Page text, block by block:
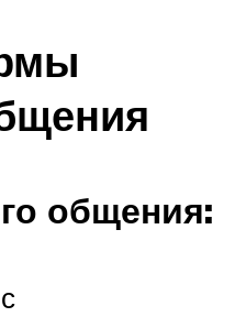
общения: